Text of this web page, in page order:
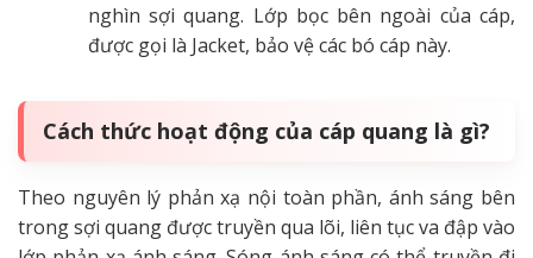
nghìn sợi quang. Lớp bọc bên ngoài của cáp,
được gọi là Jacket, bảo vệ các bó cáp này.
Cách thức hoạt động của cáp quang là gì?
Theo nguyên lý phản xạ nội toàn phần, ánh sáng bên
trong sợi quang được truyền qua lõi, liên tục va đập vào